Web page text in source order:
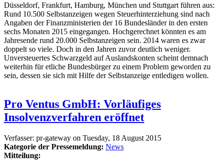
Düsseldorf, Frankfurt, Hamburg, München und Stuttgart führen aus:
Rund 10.500 Selbstanzeigen wegen Steuerhinterziehung sind nach
Angaben der Finanzministerien der 16 Bundesländer in den ersten
sechs Monaten 2015 eingegangen. Hochgerechnet könnten es am
Jahresende rund 20.000 Selbstanzeigen sein. 2014 waren es zwar
doppelt so viele. Doch in den Jahren zuvor deutlich weniger.
Unversteuertes Schwarzgeld auf Auslandskonten scheint demnach
weiterhin für etliche Bundesbürger zu einem Problem geworden zu
sein, dessen sie sich mit Hilfe der Selbstanzeige entledigen wollen.
Pro Ventus GmbH: Vorläufiges
Insolvenzverfahren eröffnet
Verfasser: pr-gateway on Tuesday, 18 August 2015
Kategorie der Pressemeldung: News
Mitteilung: